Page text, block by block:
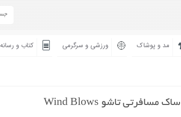
مد و پوشاک ورزشی و سرگرمی کتاب و رسانه
ساک مسافرتی تاشو Wind Blows